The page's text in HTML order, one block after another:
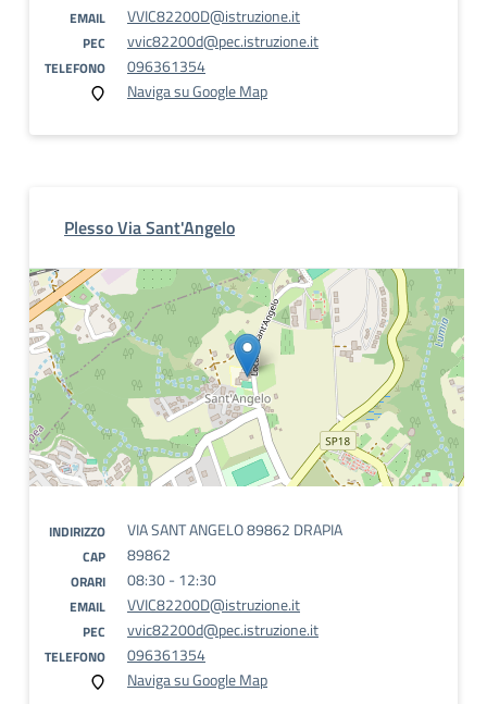
EMAIL VVIC82200D@istruzione.it
PEC vvic82200d@pec.istruzione.it
TELEFONO
096361354
Naviga su Google Map
Plesso Via Sant'Angelo
INDIRIZZO VIA SANT ANGELO 89862 DRAPIA
CAP 89862
ORARI 08:30 - 12:30
EMAIL VVIC82200D@istruzione.it
PEC vvic82200d@pec.istruzione.it
TELEFONO
096361354
Naviga su Google Map